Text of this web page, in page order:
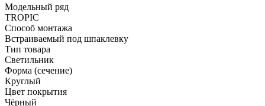
Модельный ряд
TROPIC
Способ монтажа
Встраиваемый под шпаклевку
Тип товара
Светильник
Форма (сечение)
Круглый
Цвет покрытия
Чёрный